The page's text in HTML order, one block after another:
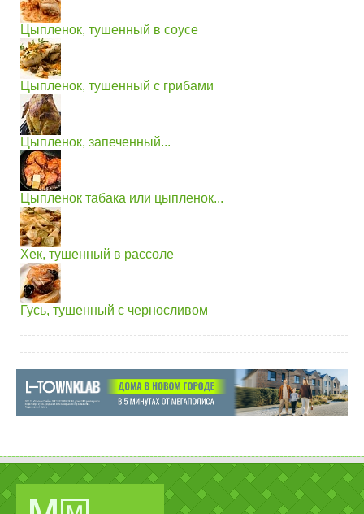
Цыпленок, тушенный в соусе
Цыпленок, тушенный с грибами
Цыпленок, запеченный...
Цыпленок табака или цыпленок...
Хек, тушенный в рассоле
Гусь, тушенный с черносливом